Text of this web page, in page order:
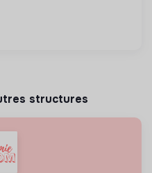
structures